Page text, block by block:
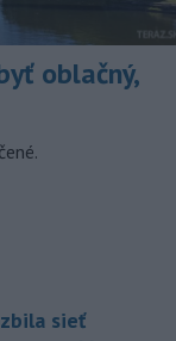
oblačný,
sieť